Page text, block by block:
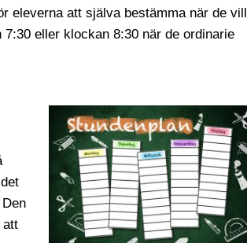
eleverna att själva bestämma när de vill
eller klockan 8:30 när de ordinarie
att